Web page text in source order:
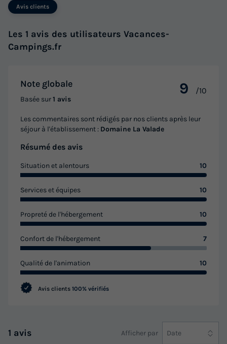
Avis clients
Les 1 avis des utilisateurs Vacances-
Campings.fr
Note globale
Basée sur1 avis
9 /10
Les commentaires sont rédigés par nos clients après leur
séjour à l'établissement : Domaine La Valade
Résumé des avis
Situation et alentours 10
Services et équipes 10
Propreté de l'hébergement 10
Confort de l'hébergement 7
Qualité de l'animation 10
Avis clients 100% vérifiés
1 avis Afficher par Date